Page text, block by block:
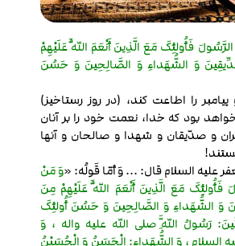
فَأُولئِکَ مَعَ الَّذِینَ أَنْعَمَ اللَّهُ عَلَیْهِمْ
وَ الشُّهَداءِ وَ الصَّالِحِینَ وَ حَسُنَ
را اطاعت کند، (در روز رستاخیز)
بود که خدا، نعمت خود را بر آنان
و صدّیقان و شهدا و صالحان و آنها
علیه السلام قال: ... وَ أمّا قَولُه: «وَ مَنْ
فَأُولئِکَ مَعَ الَّذِینَ أَنْعَمَ اللَّهُ عَلَیْهِمْ مِنَ
وَ الشُّهَداءِ وَ الصَّالِحِینَ وَ حَسُنَ أُولئِکَ
رَسُولُ اللَّهِ صلی الله علیه واله ، وَ
السلام ، وَ الشُّهَداءِ: الْحَسَنُ وَ الْحُسَیْنُ